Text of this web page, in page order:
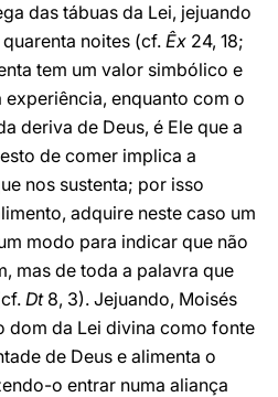
das tábuas da Lei, jejuando
noites (cf. Êx 24, 18;
tem um valor simbólico e
enquanto com o
deriva de Deus, é Ele que a
de comer implica a
nos sustenta; por isso
adquire neste caso um
modo para indicar que não
mas de toda a palavra que
Dt8, 3). Jejuando, Moisés
dom da Lei divina como fonte
de Deus e alimenta o
o entrar numa aliança